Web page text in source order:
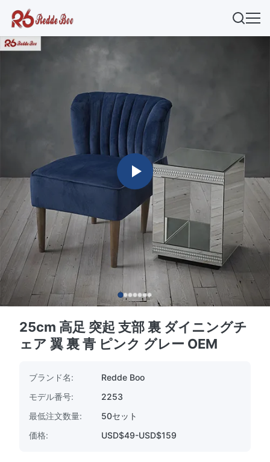
25cm 高足 突起 支部 裏 ダイニングチ
ェア 翼 裏 青 ピンク グレー OEM
ブランド名:
Redde Boo
モデル番号:
2253
最低注文数量:
50セット
価格:
USD$49-USD$159